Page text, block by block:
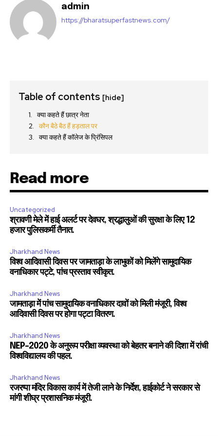
admin
https://bharatsuperfastnews.com/
Table of contents [hide]
क्या कहते हैं छात्र नेता
कौन बैठे बैठ हैं हड़ताल पर
क्या कहते हैं कॉलेज के प्रिंसिपल
Read more
Uncategorized
श्रावणी मेले में हाई अलर्ट पर देवघर, श्रद्धालुओं की सुरक्षा के लिए 12
हजार पुलिसकर्मी तैनात.
Jharkhand News
विश्व आदिवासी दिवस पर जामताड़ा के लाभुकों को मिलेंगे सामुदायिक
वनाधिकार पट्टे, पांच प्रस्ताव स्वीकृत.
Jharkhand News
जामताड़ा में पांच सामुदायिक वनाधिकार दावों को मिली मंजूरी, विश्व
आदिवासी दिवस पर होगा पट्टा वितरण.
Jharkhand News
NEP-2020 के अनुरूप परीक्षा व्यवस्था को बेहतर बनाने की दिशा में रांची
विश्वविद्यालय की पहल.
Jharkhand News
रजरप्पा मंदिर विकास कार्य में तेजी लाने के निर्देश, हाईकोर्ट ने सरकार से
मांगी शीघ्र प्रशासनिक मंजूरी.